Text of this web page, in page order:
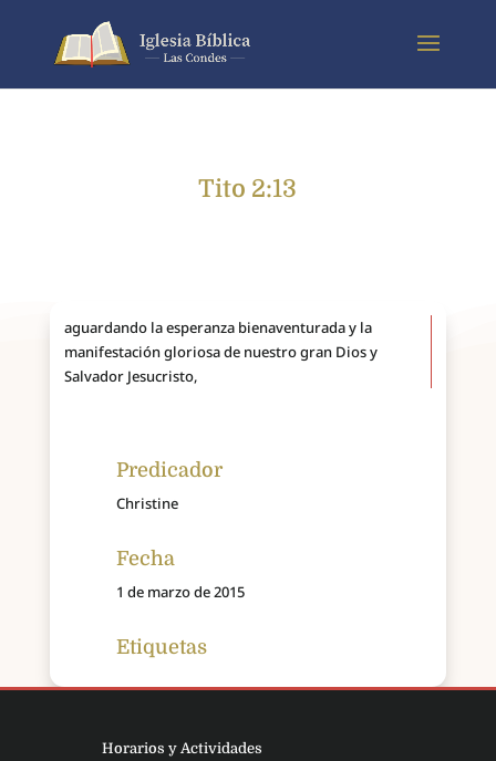
Tito 2:13
aguardando la esperanza bienaventurada y la
manifestación gloriosa de nuestro gran Dios y
Salvador Jesucristo,
Predicador
Christine
Fecha
1 de marzo de 2015
Etiquetas
Horarios y Actividades